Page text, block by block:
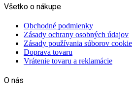
31,16 €
si
Všetko o nákupe
Obchodné podmienky
Zásady ochrany osobných údajov
Zásady používania súborov cookie
Doprava tovaru
Vrátenie tovaru a reklamácie
O nás